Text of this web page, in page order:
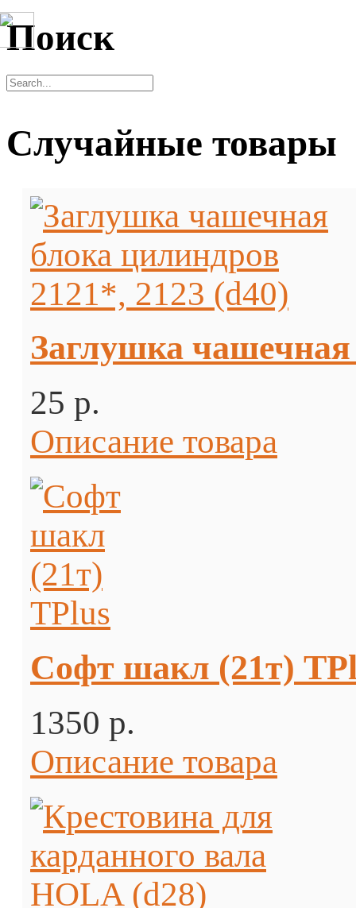
Поиск
Случайные товары
Заглушка чашечная
25 p.
Описание товара
Софт шакл (21т)
1350 p.
Описание товара